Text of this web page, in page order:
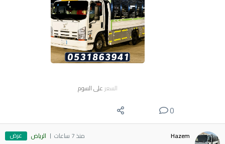
السعر على السوم
0
Hazem منذ 7 ساعات الرياض عرض